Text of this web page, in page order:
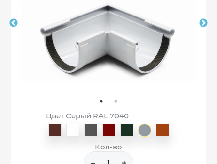
Цвет Серый RAL 7040
Кол-во